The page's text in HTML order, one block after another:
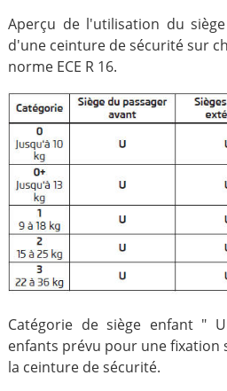
Aperçu de l'utilisation du
d'une ceinture de sécurité sur
norme ECE R 16.
Catégorie de siège enfant "
enfants prévu pour une fixation
la ceinture de sécurité.